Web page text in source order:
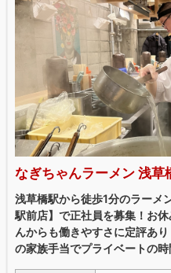
なぎちゃんラーメン 浅
浅草橋駅から徒歩1分のラーメ
駅前店】で正社員を募集！お
んからも働きやすさに定評あ
の家族手当でプライベートの時